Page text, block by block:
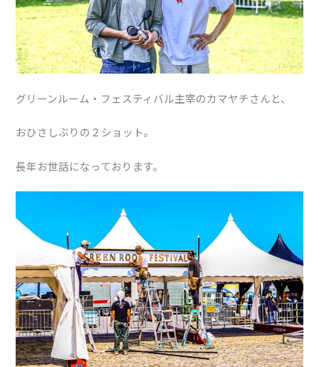
グリーンルーム・フェスティバル主宰のカマヤチさんと、
おひさしぶりの２ショット。
長年お世話になっております。